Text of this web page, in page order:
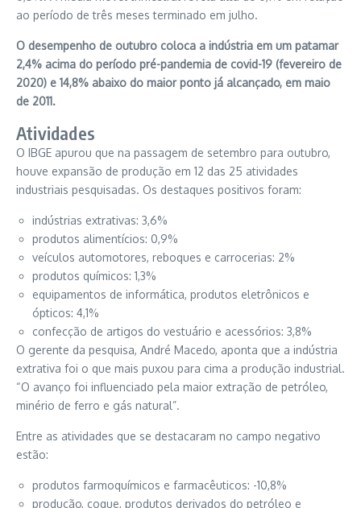
ao período de três meses terminado em julho.
O desempenho de outubro coloca a indústria em um patamar
2,4% acima do período pré-pandemia de covid-19 (fevereiro de
2020) e 14,8% abaixo do maior ponto já alcançado, em maio
de 2011.
Atividades
O IBGE apurou que na passagem de setembro para outubro,
houve expansão de produção em 12 das 25 atividades
industriais pesquisadas. Os destaques positivos foram:
indústrias extrativas: 3,6%
produtos alimentícios: 0,9%
veículos automotores, reboques e carrocerias: 2%
produtos químicos: 1,3%
equipamentos de informática, produtos eletrônicos e
ópticos: 4,1%
confecção de artigos do vestuário e acessórios: 3,8%
O gerente da pesquisa, André Macedo, aponta que a indústria
extrativa foi o que mais puxou para cima a produção industrial.
“O avanço foi influenciado pela maior extração de petróleo,
minério de ferro e gás natural”.
Entre as atividades que se destacaram no campo negativo
estão:
produtos farmoquímicos e farmacêuticos: -10,8%
produção, coque, produtos derivados do petróleo e